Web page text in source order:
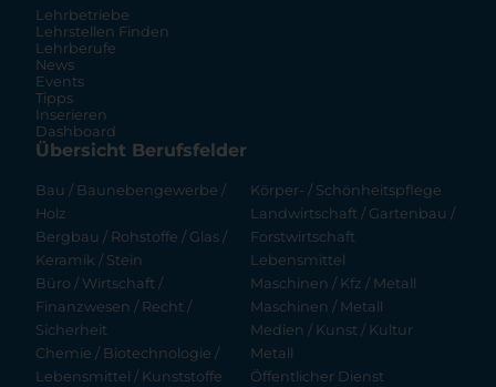
Lehrbetriebe
Lehrstellen Finden
Lehrberufe
News
Events
Tipps
Inserieren
Dashboard
Übersicht Berufsfelder
Bau / Baunebengewerbe /
Holz
Bergbau / Rohstoffe / Glas /
Keramik / Stein
Büro / Wirtschaft /
Finanzwesen / Recht /
Sicherheit
Chemie / Biotechnologie /
Lebensmittel / Kunststoffe
Körper- / Schönheitspflege
Landwirtschaft / Gartenbau /
Forstwirtschaft
Lebensmittel
Maschinen / Kfz / Metall
Maschinen / Metall
Medien / Kunst / Kultur
Metall
Öffentlicher Dienst